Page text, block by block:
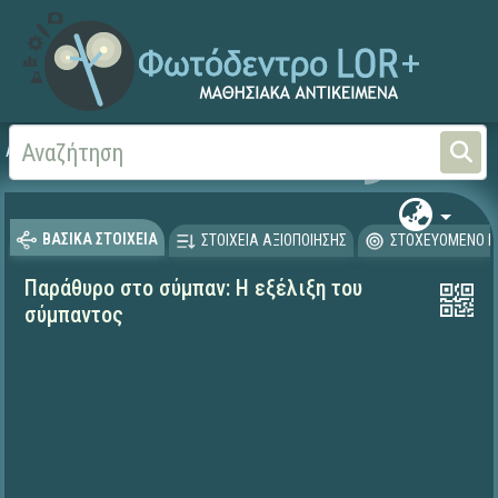
Αρχική
ΒΑΣΙΚΑ ΣΤΟΙΧΕΙΑ ΣΤΟΙΧΕΙΑ ΑΞΙΟΠΟΙΗΣΗΣ ΣΤΟΧΕΥΟΜΕΝΟ
Παράθυρο στο σύμπαν: Η εξέλιξη του
σύμπαντος